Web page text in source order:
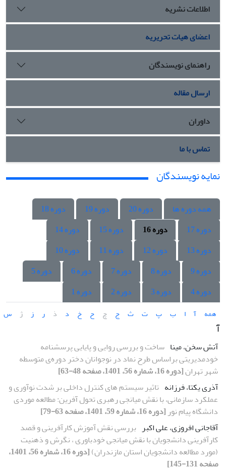
اطلاعات نشریه
اعضای هیات تحریریه
راهنمای نویسندگان
ارسال مقاله
داوران
تماس با ما
نمایه نویسندگان
همه دوره ها دوره 20 دوره 19
دوره 18
دوره 17
دوره 16 دوره 15
دوره 14
دوره 13
دوره 12 دوره 11
دوره 10
دوره 9
دوره 8 دوره 7 دوره 6
دوره 5
دوره 4
دوره 3 دوره 2 دوره 1
همه آ ا ب پ ت ث ج چ ح خ د ذ ر ز ژ س
آ
آتش سخن، مینا ساخت و بررسی روایی و پایایی پرسشنامه
خودمدیریتی براساس طرح نماد در نوجوانان دختر دوره‌ی متوسطه
شهر تهران[دوره 16، شماره 56، 1401، صفحه 48-63]
آذری یکتا، فرزانه تاثیر سیستم های کنترل داخلی بر شدت نوآوری و
عملکرد سازمانی، با نقش میانجی رهبری تحول آفرین: مطالعه موردی
دانشگاه پیام نور [دوره 16، شماره 59، 1401، صفحه 63-79]
آقاجانی افروزی، علی اکبر بررسی نقش آموزش کارآفرینی و قصد
کارآفرینی دانشجویان با نقش میانجی خودباوری ، نگرش و ذهنیت
(مورد مطالعه دانشجویان استان مازندران)
[دوره 16، شماره 56، 1401،
صفحه 131-145]